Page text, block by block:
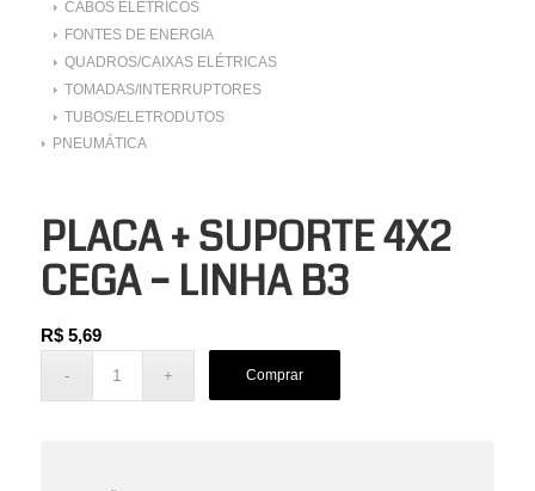
CABOS ELÉTRICOS
FONTES DE ENERGIA
QUADROS/CAIXAS ELÉTRICAS
TOMADAS/INTERRUPTORES
TUBOS/ELETRODUTOS
PNEUMÁTICA
PLACA + SUPORTE 4X2
CEGA – LINHA B3
R$5,69
Comprar